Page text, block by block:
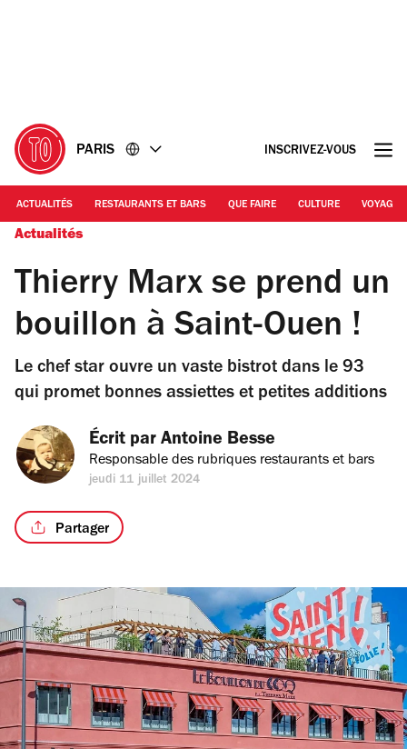
PARIS INSCRIVEZ-VOUS
ACTUALITÉS RESTAURANTS ET BARS QUE FAIRE CULTURE VOYAGE
Actualités
Thierry Marx se prend un
bouillon à Saint-Ouen !
Le chef star ouvre un vaste bistrot dans le 93
qui promet bonnes assiettes et petites additions
Écrit par Antoine Besse
Responsable des rubriques restaurants et bars
jeudi 11 juillet 2024
Partager